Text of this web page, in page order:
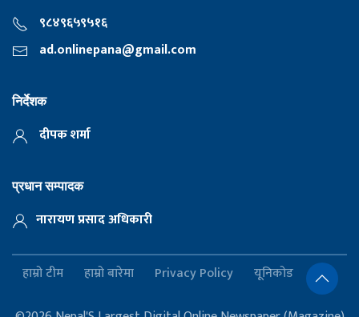
९८४९६५९५१६
ad.onlinepana@gmail.com
निर्देशक
दीपक शर्मा
प्रधान सम्पादक
नारायण प्रसाद अधिकारी
हाम्रो टीम हाम्रो बारेमा Privacy Policy यूनिकोड